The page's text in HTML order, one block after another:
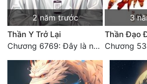
2 năm trước
Thần Y Trở Lại
Chương 6769: Đây là nơi nào?
3
Thần Đạo